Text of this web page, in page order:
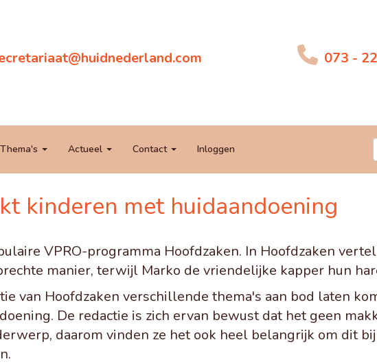
@huidnederland.com 073 -
Thema's Actueel Contact Inloggen
kinderen met huidaandoening
VPRO-programma Hoofdzaken. In Hoofdzaken
manier, terwijl Marko de vriendelijke kapper hun
van Hoofdzaken verschillende thema's aan bod laten
De redactie is zich ervan bewust dat het geen
daarom vinden ze het ook heel belangrijk om dit